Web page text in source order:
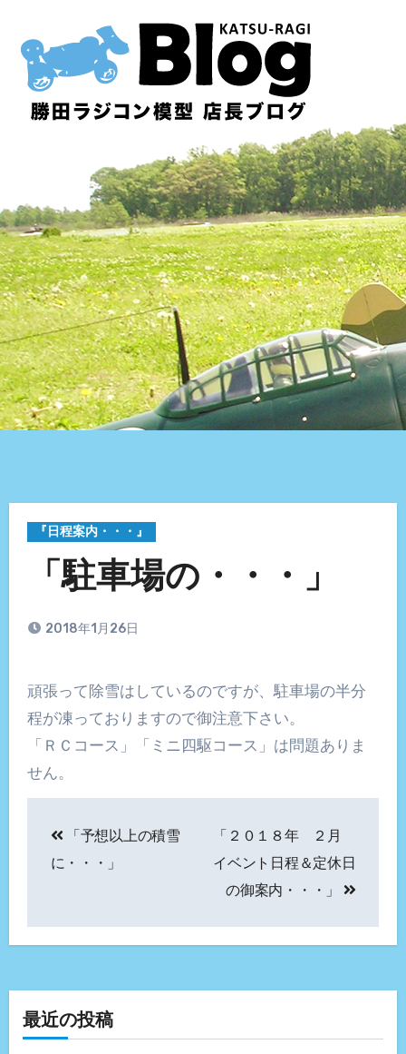
『日程案内・・・』
「駐車場の・・・」
2018年1月26日
頑張って除雪はしているのですが、駐車場の半分
程が凍っておりますので御注意下さい。
「ＲＣコース」「ミニ四駆コース」は問題ありま
せん。
稿
ビ
シ
「予想以上の積雪
に・・・」
「２０１８年 ２月
イベント日程＆定休日
の御案内・・・」
最近の投稿